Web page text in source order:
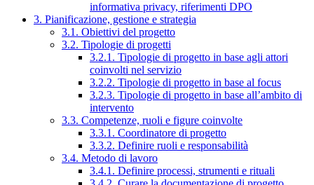
informativa privacy, riferimenti DPO
3. Pianificazione, gestione e strategia
3.1. Obiettivi del progetto
3.2. Tipologie di progetti
3.2.1. Tipologie di progetto in base agli attori
coinvolti nel servizio
3.2.2. Tipologie di progetto in base al focus
3.2.3. Tipologie di progetto in base all’ambito di
intervento
3.3. Competenze, ruoli e figure coinvolte
3.3.1. Coordinatore di progetto
3.3.2. Definire ruoli e responsabilità
3.4. Metodo di lavoro
3.4.1. Definire processi, strumenti e rituali